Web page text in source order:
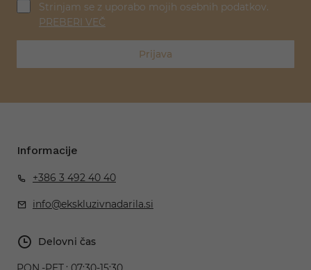
Strinjam se z uporabo mojih osebnih podatkov.
PREBERI VEČ
Prijava
Informacije
+386 3 492 40 40
info@ekskluzivnadarila.si
Delovni čas